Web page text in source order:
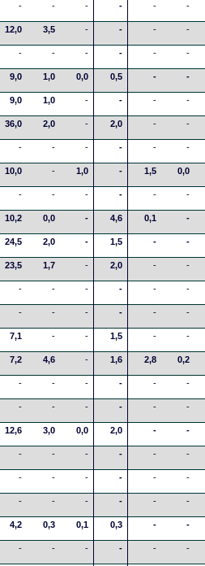
- - - - - -
12,0 3,5 - - - -
- - - - - -
9,0 1,0 0,0 0,5 - -
9,0 1,0 - - - -
36,0 2,0 - 2,0 - -
- - - - - -
10,0 - 1,0 - 1,5 0,0
- - - - - -
10,2 0,0 - 4,6 0,1 -
24,5 2,0 - 1,5 - -
23,5 1,7 - 2,0 - -
- - - - - -
- - - - - -
7,1 - - 1,5 - -
7,2 4,6 - 1,6 2,8 0,2
- - - - - -
- - - - - -
12,6 3,0 0,0 2,0 - -
- - - - - -
- - - - - -
- - - - - -
4,2 0,3 0,1 0,3 - -
- - - - - -